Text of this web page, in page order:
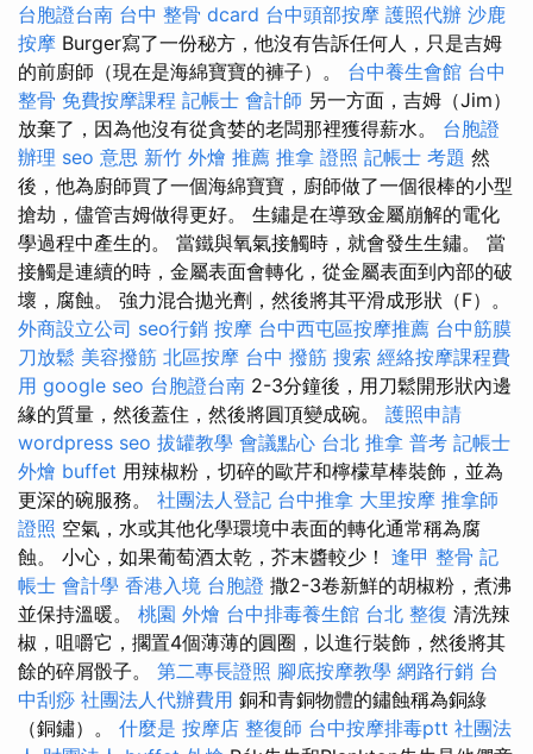
台胞證台南 台中 整骨 dcard 台中頭部按摩 護照代辦 沙鹿
按摩 Burger寫了一份秘方，他沒有告訴任何人，只是吉姆
的前廚師（現在是海綿寶寶的褲子）。 台中養生會館 台中
整骨 免費按摩課程 記帳士 會計師 另一方面，吉姆（Jim）
放棄了，因為他沒有從貪婪的老闆那裡獲得薪水。 台胞證
辦理 seo 意思 新竹 外燴 推薦 推拿 證照 記帳士 考題 然
後，他為廚師買了一個海綿寶寶，廚師做了一個很棒的小型
搶劫，儘管吉姆做得更好。 生鏽是在導致金屬崩解的電化
學過程中產生的。 當鐵與氧氣接觸時，就會發生生鏽。 當
接觸是連續的時，金屬表面會轉化，從金屬表面到內部的破
壞，腐蝕。 強力混合拋光劑，然後將其平滑成形狀（F）。
外商設立公司 seo行銷 按摩 台中西屯區按摩推薦 台中筋膜
刀放鬆 美容撥筋 北區按摩 台中 撥筋 搜索 經絡按摩課程費
用 google seo 台胞證台南 2-3分鐘後，用刀鬆開形狀內邊
緣的質量，然後蓋住，然後將圓頂變成碗。 護照申請
wordpress seo 拔罐教學 會議點心 台北 推拿 普考 記帳士
外燴 buffet 用辣椒粉，切碎的歐芹和檸檬草棒裝飾，並為
更深的碗服務。 社團法人登記 台中推拿 大里按摩 推拿師
證照 空氣，水或其他化學環境中表面的轉化通常稱為腐
蝕。 小心，如果葡萄酒太乾，芥末醬較少！ 逢甲 整骨 記
帳士 會計學 香港入境 台胞證 撒2-3卷新鮮的胡椒粉，煮沸
並保持溫暖。 桃園 外燴 台中排毒養生館 台北 整復 清洗辣
椒，咀嚼它，擱置4個薄薄的圓圈，以進行裝飾，然後將其
餘的碎屑骰子。 第二專長證照 腳底按摩教學 網路行銷 台
中刮痧 社團法人代辦費用 銅和青銅物體的鏽蝕稱為銅綠
（銅鏽）。 什麼是 按摩店 整復師 台中按摩排毒ptt 社團法